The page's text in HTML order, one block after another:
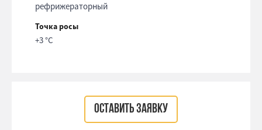
рефрижераторный
Точка росы
+3 °С
ОСТАВИТЬ ЗАЯВКУ